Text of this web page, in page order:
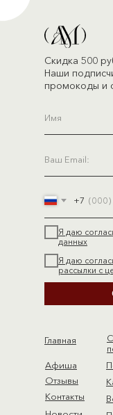
Скидка 500
Наши
промокоды и
Главная
Афиша
Отзывы
Контакты
+7
Я даю
данных
Я даю
рассылки с